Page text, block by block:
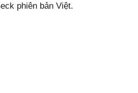
phiên bản Việt.